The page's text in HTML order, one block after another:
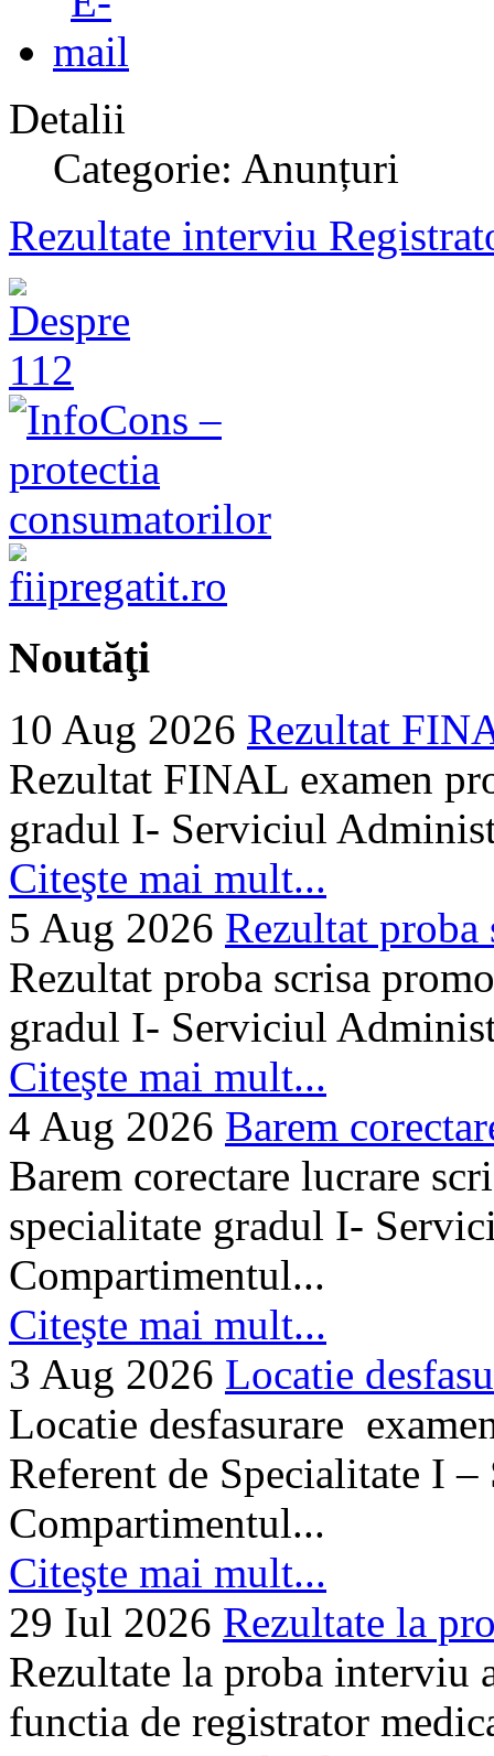
Detalii
Categorie: Anunțuri
Rezultate interviu
Noutăţi
10 Aug 2026 Rezultat
Rezultat FINAL examen
gradul I- Serviciul
Citeşte mai mult...
5 Aug 2026 Rezultat proba
Rezultat proba scrisa
gradul I- Serviciul
Citeşte mai mult...
4 Aug 2026 Barem
Barem corectare lucrare
specialitate gradul I-
Compartimentul...
Citeşte mai mult...
3 Aug 2026 Locatie
Locatie desfasurare
Referent de Specialitate I
Compartimentul...
Citeşte mai mult...
29 Iul 2026 Rezultate la
Rezultate la proba interviu
functia de registrator